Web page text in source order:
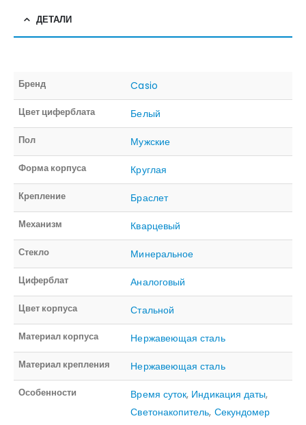
ДЕТАЛИ
Бренд Casio
Цвет циферблата Белый
Пол Мужские
Форма корпуса Круглая
Крепление Браслет
Механизм Кварцевый
Стекло Минеральное
Циферблат Аналоговый
Цвет корпуса Стальной
Материал корпуса Нержавеющая сталь
Материал крепления Нержавеющая сталь
Особенности Время суток, Индикация даты,
Светонакопитель, Секундомер